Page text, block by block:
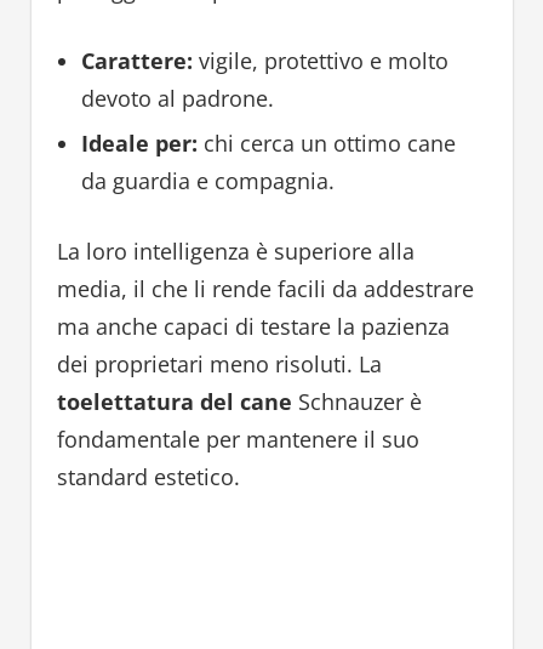
Carattere: vigile, protettivo e molto
devoto al padrone.
Ideale per: chi cerca un ottimo cane
da guardia e compagnia.
La loro intelligenza è superiore alla
media, il che li rende facili da addestrare
ma anche capaci di testare la pazienza
dei proprietari meno risoluti. La
toelettatura del cane Schnauzer è
fondamentale per mantenere il suo
standard estetico.